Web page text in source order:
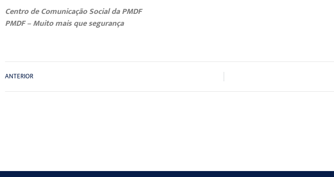
Centro de Comunicação Social da PMDF
PMDF – Muito mais que segurança
ANTERIOR